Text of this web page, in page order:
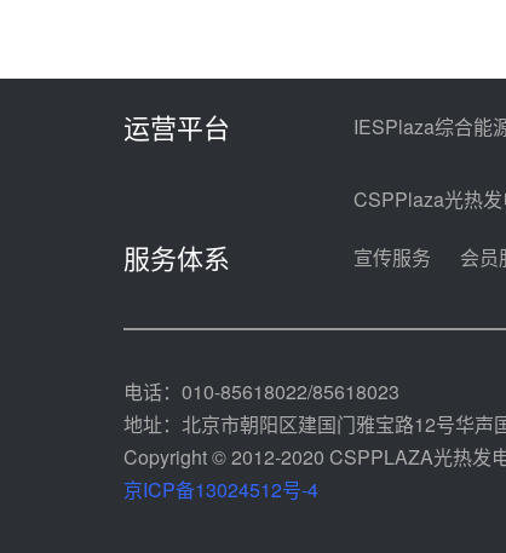
运营平台 IESPlaza综合能
CSPPlaza光热
服务体系 宣传服务 会员
电话：010-85618022/85618023
地址：北京市朝阳区建国门雅宝路12号华声
Copyright © 2012-2020 CSPPLAZA光热发
京ICP备13024512号-4